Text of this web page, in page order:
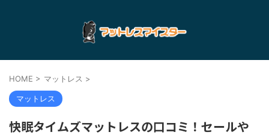
HOME > マットレス >
マットレス
快眠タイムズマットレスの口コミ！セールや